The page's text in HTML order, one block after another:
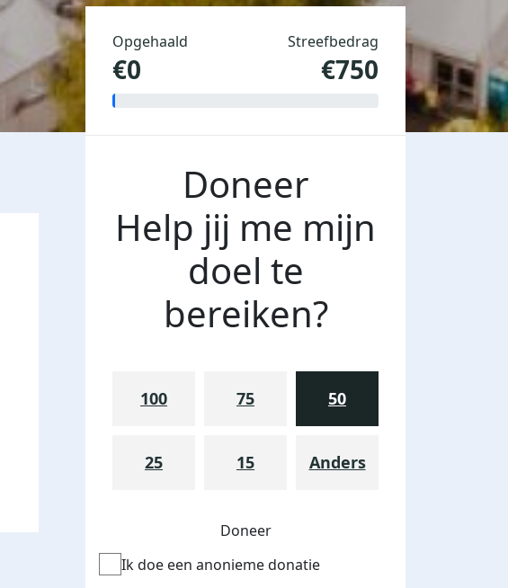
Opgehaald
€0
Streefbedrag
€750
Doneer
Help jij me mijn
doel te
bereiken?
100 75 50
25 15 Anders
Doneer
Ik doe een anonieme donatie